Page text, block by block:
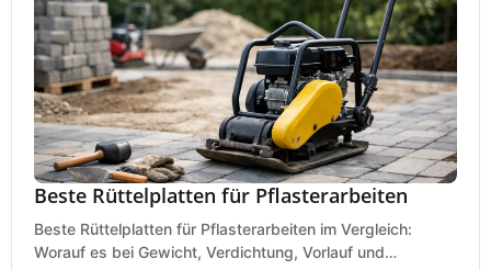
Beste Rüttelplatten für Pflasterarbeiten
Beste Rüttelplatten für Pflasterarbeiten im Vergleich:
Worauf es bei Gewicht, Verdichtung, Vorlauf und